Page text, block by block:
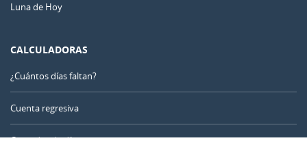
Luna de Hoy
CALCULADORAS
¿Cuántos días faltan?
Cuenta regresiva
Contador de días